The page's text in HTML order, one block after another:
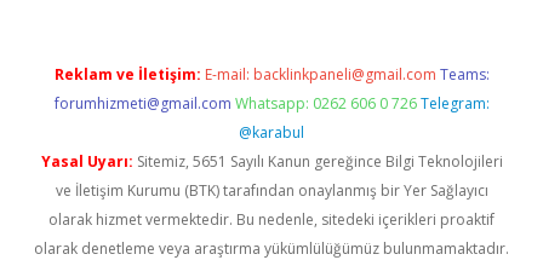
Reklam ve İletişim: E-mail: backlinkpaneli@gmail.com Teams:
forumhizmeti@gmail.com Whatsapp: 0262 606 0 726 Telegram:
@karabul
Yasal Uyarı: Sitemiz, 5651 Sayılı Kanun gereğince Bilgi Teknolojileri
ve İletişim Kurumu (BTK) tarafından onaylanmış bir Yer Sağlayıcı
olarak hizmet vermektedir. Bu nedenle, sitedeki içerikleri proaktif
olarak denetleme veya araştırma yükümlülüğümüz bulunmamaktadır.